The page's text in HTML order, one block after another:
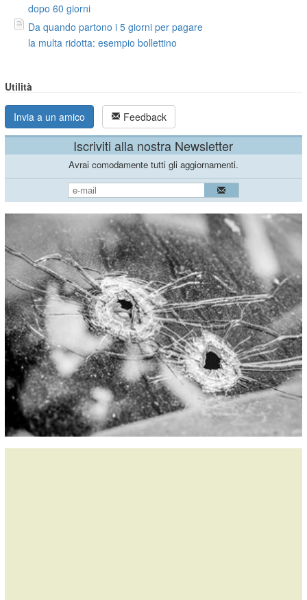
dopo 60 giorni
Da quando partono i 5 giorni per pagare
la multa ridotta: esempio bollettino
Utilità
Invia a un amico Feedback
Iscriviti alla nostra Newsletter
Avrai comodamente tutti gli aggiornamenti.